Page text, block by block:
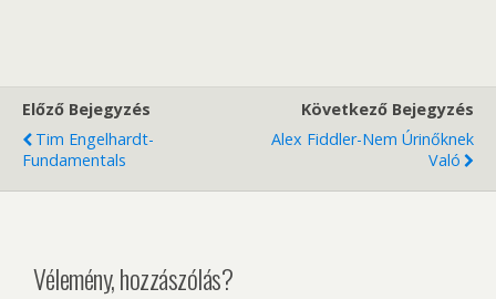
Előző Bejegyzés
Tim Engelhardt-
Fundamentals
Következő Bejegyzés
Alex Fiddler-Nem Úrinőknek
Való
Vélemény, hozzászólás?